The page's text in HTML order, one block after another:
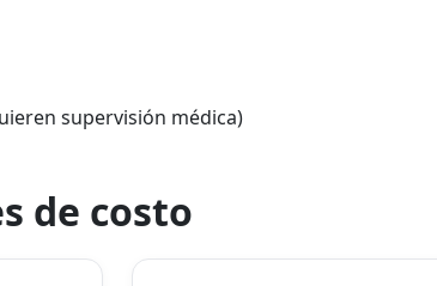
supervisión médica)
de costo